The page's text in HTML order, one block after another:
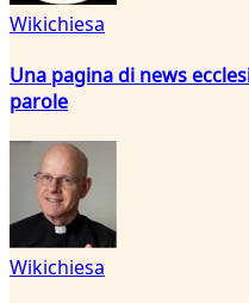
Wikichiesa
Una pagina di news
parole
Wikichiesa